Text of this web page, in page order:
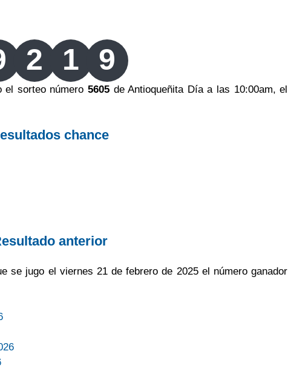
2 1 9
el sorteo número5605 de Antioqueñita Día a las 10:00am, el
chance
anterior
se jugo el viernes 21 de febrero de 2025 el número ganador